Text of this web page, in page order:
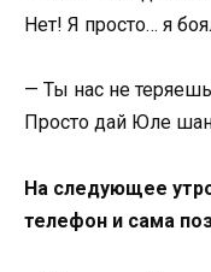
Нет! Я просто… я
— Ты нас не
Просто дай Юле
На следующее
телефон и сама